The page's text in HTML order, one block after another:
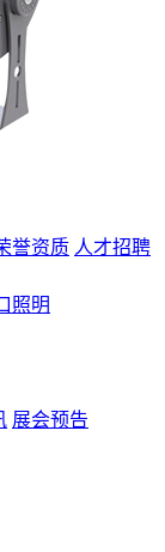
誉资质 人才招聘
照明
展会预告